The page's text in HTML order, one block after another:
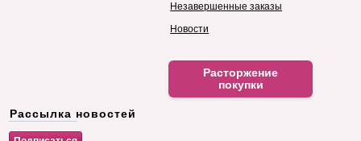
Незавершенные заказы
Новости
Расторжение
покупки
Рассылка новостей